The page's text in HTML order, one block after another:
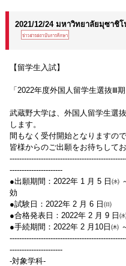
2021/12/24 มหาวิทยาลัยมุซาชิ
【留学生入試】
「2022年度外国人留学生選抜Ⅲ
武蔵野大学は、外国人留学生選
します。
間もなく受付開始となりますの
皆様からのご出願をお待ちしてお
----------------------
●出願期間：2022年 1 月 5 日㈬
効
●試験日：2022年 2 月 6 日㈰
●合格発表日：2022年 2 月 9 日
●手続期間：2022年 2 月10日㈭
----------------------
-対象学科-